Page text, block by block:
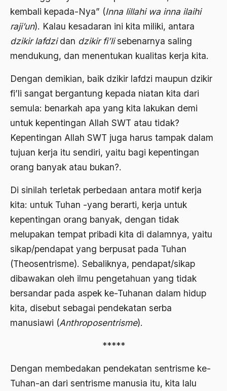
kembali kepada-Nya” (Inna lillahi wa inna ilaihi
raji’un). Kalau kesadaran ini kita miliki, antara
dzikir lafdzidan dzikir fi’lisebenarnya saling
mendukung, dan menentukan kualitas kerja kita.
Dengan demikian, baik dzikir lafdzi maupun dzikir
fi’li sangat bergantung kepada niatan kita dari
semula: benarkah apa yang kita lakukan demi
untuk kepentingan Allah SWT atau tidak?
Kepentingan Allah SWT juga harus tampak dalam
tujuan kerja itu sendiri, yaitu bagi kepentingan
orang banyak atau bukan?.
Di sinilah terletak perbedaan antara motif kerja
kita: untuk Tuhan -yang berarti, kerja untuk
kepentingan orang banyak, dengan tidak
melupakan tempat pribadi kita di dalamnya, yaitu
sikap/pendapat yang berpusat pada Tuhan
(Theosentrisme). Sebaliknya, pendapat/sikap
dibawakan oleh ilmu pengetahuan yang tidak
bersandar pada aspek ke-Tuhanan dalam hidup
kita, disebut sebagai pendekatan serba
manusiawi (Anthroposentrisme).
*****
Dengan membedakan pendekatan sentrisme ke-
Tuhan-an dari sentrisme manusia itu, kita lalu
Agama di Asia
agama elitis
Agama Hukum
Agama Inovasi
Agama Islam
Agama Terang
Agamawan
Agenda Nasional
Agraria
Agum Gumelar
Agus Miftah
Ahli
ahli fikih
Ahli Ilmu Agama
ahlul sunnah wal jamaah
Ahlussunnah